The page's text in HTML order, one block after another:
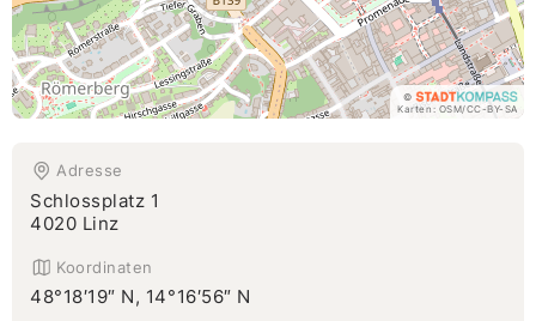
©
Karten: OSM/CC-BY-SA
Adresse
Schlossplatz 1
4020 Linz
Koordinaten
48°18′19″ N, 14°16′56″ N